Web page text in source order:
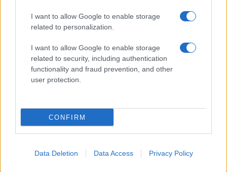
I want to allow Google to enable storage
related to personalization.
I want to allow Google to enable storage
related to security, including authentication
functionality and fraud prevention, and other
user protection.
CONFIRM
Data Deletion Data Access Privacy Policy